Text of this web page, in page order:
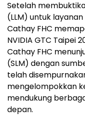
Setelah
(LLM) untuk
Cathay FHC
NVIDIA GTC Taipei
Cathay FHC
(SLM) dengan
telah
mengelompokkan
mendukung
depan.